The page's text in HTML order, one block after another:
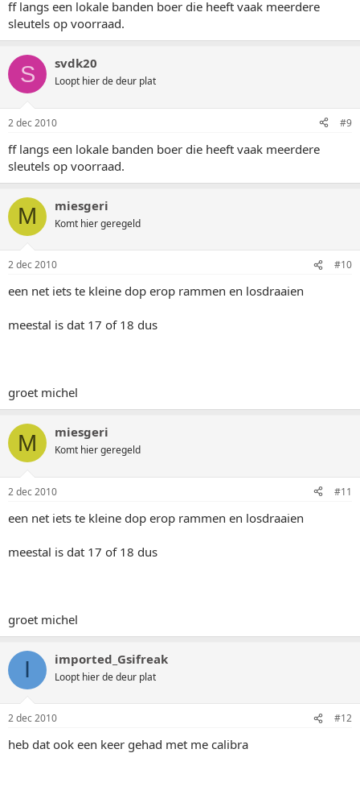
ff langs een lokale banden boer die heeft vaak meerdere
sleutels op voorraad.
S svdk20
Loopt hier de deur plat
2 dec 2010 #9
ff langs een lokale banden boer die heeft vaak meerdere
sleutels op voorraad.
M miesgeri
Komt hier geregeld
2 dec 2010 #10
een net iets te kleine dop erop rammen en losdraaien
meestal is dat 17 of 18 dus
groet michel
M miesgeri
Komt hier geregeld
2 dec 2010 #11
een net iets te kleine dop erop rammen en losdraaien
meestal is dat 17 of 18 dus
groet michel
I imported_Gsifreak
Loopt hier de deur plat
2 dec 2010 #12
heb dat ook een keer gehad met me calibra